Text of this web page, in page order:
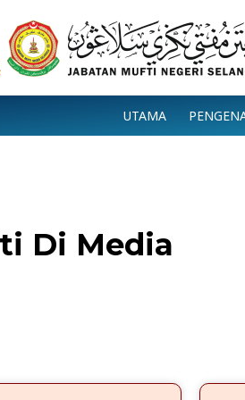
UTAMA
Di Media